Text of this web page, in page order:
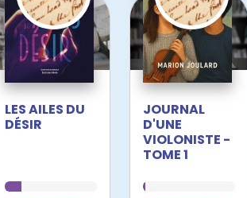
LES AILES DU
DÉSIR
JOURNAL
D'UNE
VIOLONISTE -
TOME 1